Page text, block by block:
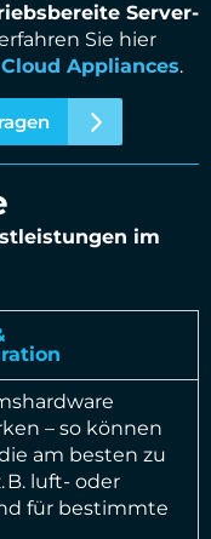
Server-
Sie hier
Appliances.
im
– so können
am besten zu
B. luft- oder
für bestimmte